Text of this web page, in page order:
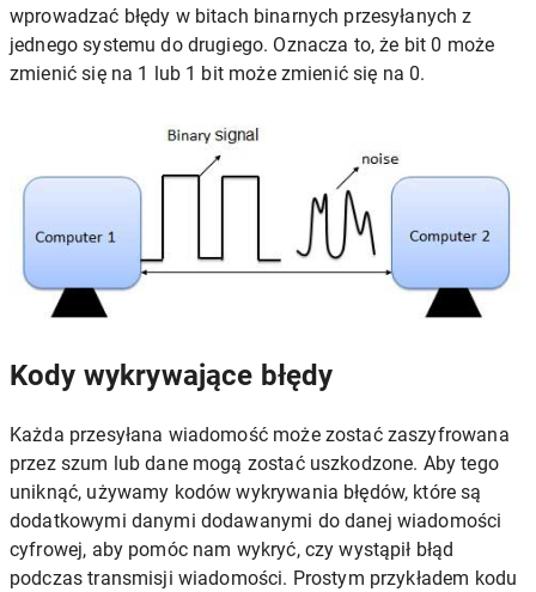
wprowadzać błędy w bitach binarnych przesyłanych z
jednego systemu do drugiego. Oznacza to, że bit 0 może
zmienić się na 1 lub 1 bit może zmienić się na 0.
Kody wykrywające błędy
Każda przesyłana wiadomość może zostać zaszyfrowana
przez szum lub dane mogą zostać uszkodzone. Aby tego
uniknąć, używamy kodów wykrywania błędów, które są
dodatkowymi danymi dodawanymi do danej wiadomości
cyfrowej, aby pomóc nam wykryć, czy wystąpił błąd
podczas transmisji wiadomości. Prostym przykładem kodu